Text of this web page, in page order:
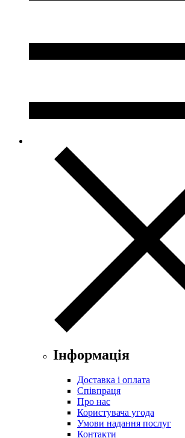
Інформація
Доставка і оплата
Співпраця
Про нас
Користувача угода
Умови надання послуг
Контакти